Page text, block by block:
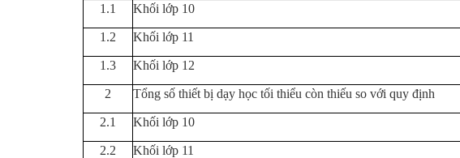
1.1 Khối lớp 10
1.2 Khối lớp 11
1.3 Khối lớp 12
2 Tổng số thiết bị dạy học tối thiểu còn thiếu so với quy định
2.1 Khối lớp 10
2.2 Khối lớp 11